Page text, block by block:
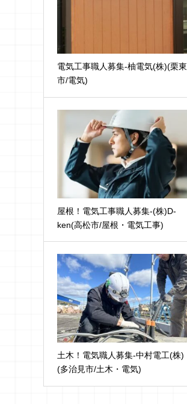
電気工事職人募集-柚電気(株)(栗東
市/電気)
屋根！電気工事職人募集-(株)D-
ken(高松市/屋根・電気工事)
土木！電気職人募集-中村電工(株)
(多治見市/土木・電気)